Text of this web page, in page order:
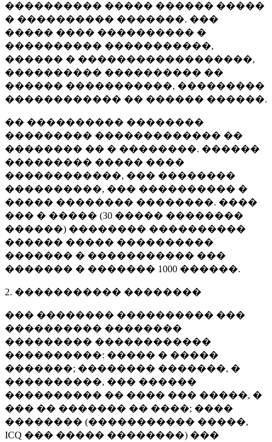
���������� ����� ������ �����
� ���������� �������. ���
����� ���� ���������� �
���������� �����������,
������ � ������������������,
���������� ���������� ��
������ �����������, ���������
������������ �� ������ ������.
�� ���������� ��������
��������� ������������� ��
�������� �� � ��������. ������
��������� ����� ����
������������, ��� ��������
����������, ��� ���������� �
����� �������� ��������. ����
��� � ����� (30 ����� ��������
������) �������� ����������
������ ����� ����������
������� � ����������� ���
������� � ������� 1000 ������.
2. ����������� ��������
��� �������� ���������� ���
���������� ��������
��������� ������������
����������: ����� � �����
�������; �������� �������, �
����������, ��� ������
���������� �� ���� ��� �����, �
��� �� ������� �� ����; ����
�������� (����������� �����,
ICQ ��� ����� ��������) ���